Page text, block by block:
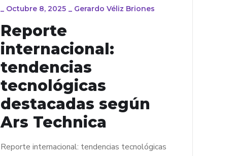
_ Octubre 8, 2025 _ Gerardo Véliz Briones
Reporte
internacional:
tendencias
tecnológicas
destacadas según
Ars Technica
Reporte internacional: tendencias tecnológicas